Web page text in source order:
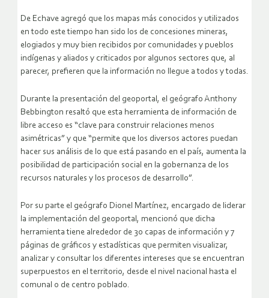
De Echave agregó que los mapas más conocidos y utilizados
en todo este tiempo han sido los de concesiones mineras,
elogiados y muy bien recibidos por comunidades y pueblos
indígenas y aliados y criticados por algunos sectores que, al
parecer, prefieren que la información no llegue a todos y todas.
Durante la presentación del geoportal, el geógrafo Anthony
Bebbington resaltó que esta herramienta de información de
libre acceso es “clave para construir relaciones menos
asimétricas” y que “permite que los diversos actores puedan
hacer sus análisis de lo que está pasando en el país, aumenta la
posibilidad de participación social en la gobernanza de los
recursos naturales y los procesos de desarrollo”.
Por su parte el geógrafo Dionel Martínez, encargado de liderar
la implementación del geoportal, mencionó que dicha
herramienta tiene alrededor de 30 capas de información y 7
páginas de gráficos y estadísticas que permiten visualizar,
analizar y consultar los diferentes intereses que se encuentran
superpuestos en el territorio, desde el nivel nacional hasta el
comunal o de centro poblado.